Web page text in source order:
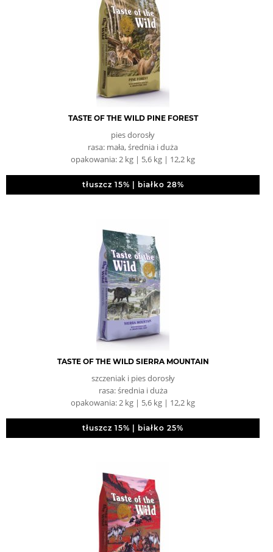
TASTE OF THE WILD PINE FOREST
pies dorosły
rasa: mała, średnia i duża
opakowania: 2 kg | 5,6 kg | 12,2 kg
tłuszcz 15% | białko 28%
TASTE OF THE WILD SIERRA MOUNTAIN
szczeniak i pies dorosły
rasa: średnia i duża
opakowania: 2 kg | 5,6 kg | 12,2 kg
tłuszcz 15% | białko 25%